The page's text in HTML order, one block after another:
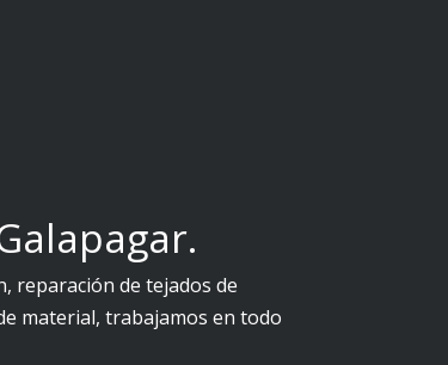
reparación de tejados de
material, trabajamos en todo